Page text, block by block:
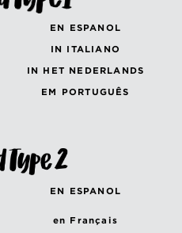
EN ESPANOL
IN ITALIANO
IN HET NEDERLANDS
EM PORTUGUÊS
EN ESPANOL
en Français